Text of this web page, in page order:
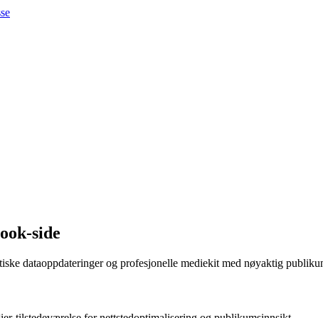
side
dataoppdateringer og profesjonelle mediekit med nøyaktig